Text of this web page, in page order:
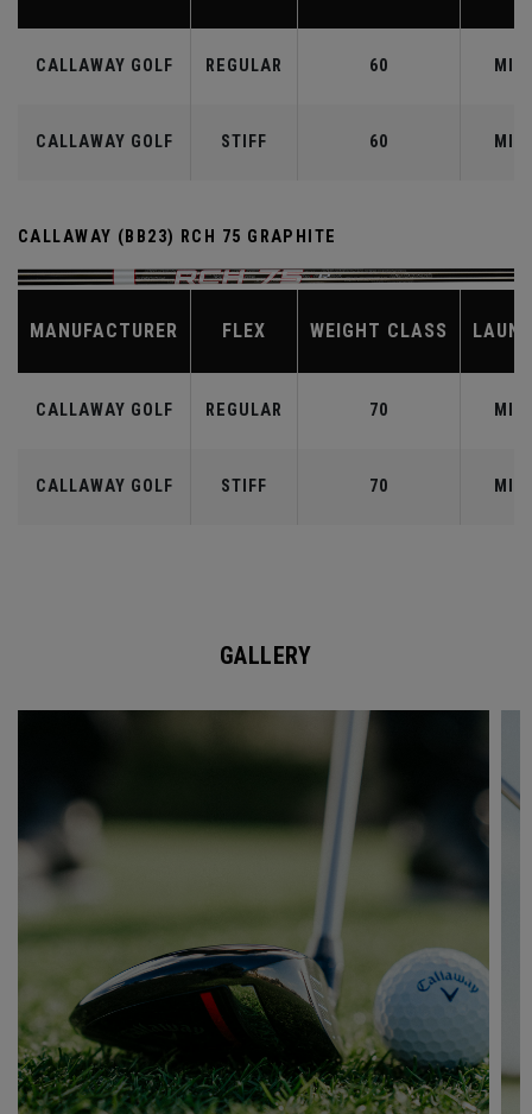
CALLAWAY GOLF REGULAR 60 MID
CALLAWAY GOLF STIFF 60 MID
CALLAWAY (BB23) RCH 75 GRAPHITE
MANUFACTURER FLEX WEIGHT CLASS
CALLAWAY GOLF REGULAR 70 MID
CALLAWAY GOLF STIFF 70 MID
GALLERY